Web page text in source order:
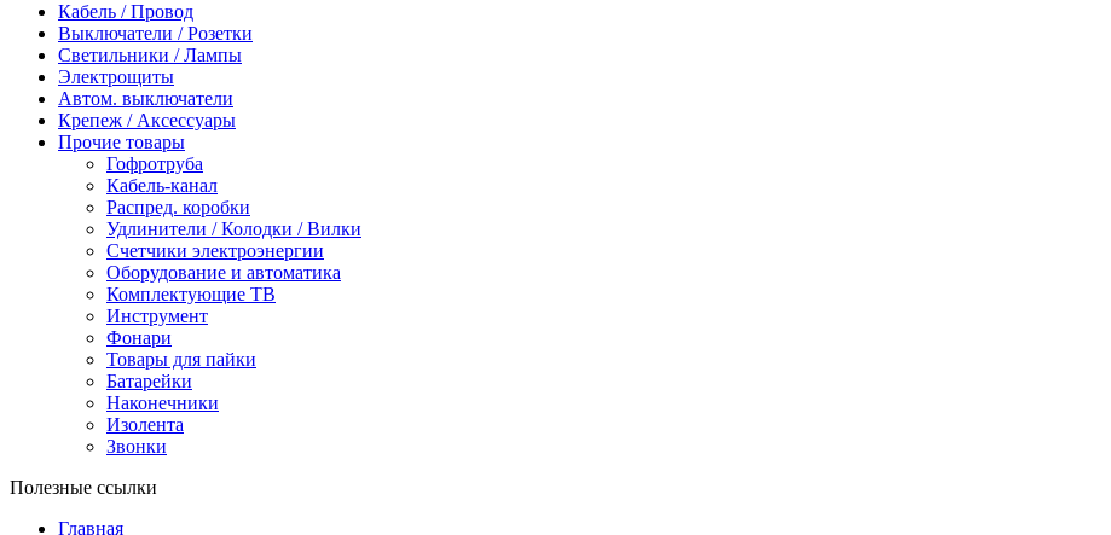
Кабель / Провод
Выключатели / Розетки
Светильники / Лампы
Электрощиты
Автом. выключатели
Крепеж / Аксессуары
Прочие товары
Гофротруба
Кабель-канал
Распред. коробки
Удлинители / Колодки / Вилки
Счетчики электроэнергии
Оборудование и автоматика
Комплектующие ТВ
Инструмент
Фонари
Товары для пайки
Батарейки
Наконечники
Изолента
Звонки
Полезные ссылки
Главная